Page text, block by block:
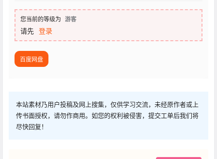
您当前的等级为 游客
请先 登录
百度网盘
本站素材乃用户投稿及网上搜集，仅供学习交流，未经原作者或上
传书面授权，请勿作商用。如您的权利被侵害，提交工单后我们将
尽快回复！